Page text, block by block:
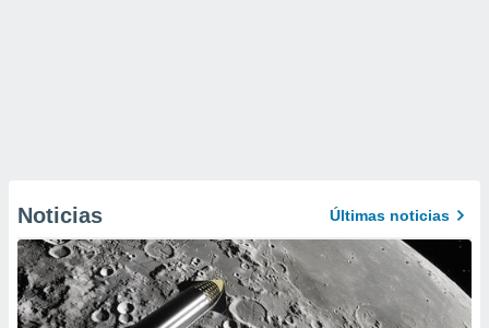
Noticias Últimas noticias